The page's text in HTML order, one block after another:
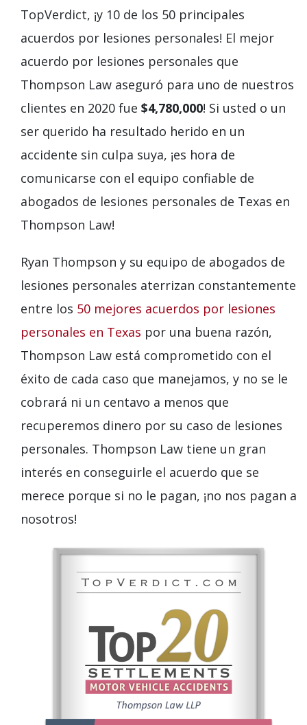
TopVerdict, ¡y 10 de los 50 principales
acuerdos por lesiones personales! El mejor
acuerdo por lesiones personales que
Thompson Law aseguró para uno de nuestros
clientes en 2020 fue $4,780,000! Si usted o un
ser querido ha resultado herido en un
accidente sin culpa suya, ¡es hora de
comunicarse con el equipo confiable de
abogados de lesiones personales de Texas en
Thompson Law!
Ryan Thompson y su equipo de abogados de
lesiones personales aterrizan constantemente
entre los 50 mejores acuerdos por lesiones
personales en Texas por una buena razón,
Thompson Law está comprometido con el
éxito de cada caso que manejamos, y no se le
cobrará ni un centavo a menos que
recuperemos dinero por su caso de lesiones
personales. Thompson Law tiene un gran
interés en conseguirle el acuerdo que se
merece porque si no le pagan, ¡no nos pagan a
nosotros!